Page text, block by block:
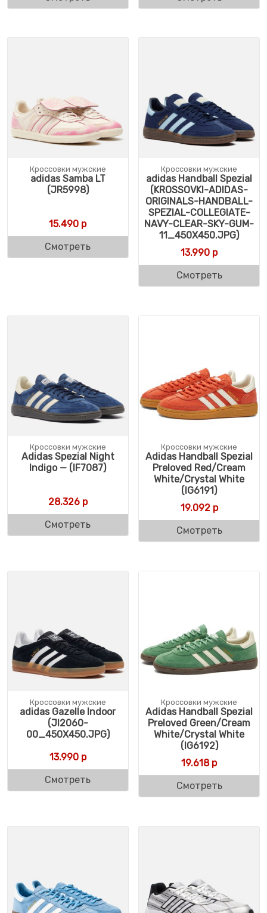
Кроссовки мужские
adidas Samba LT
(JR5998)
15.490 р
Смотреть
Кроссовки мужские
adidas Handball Spezial
(KROSSOVKI-ADIDAS-
ORIGINALS-HANDBALL-
SPEZIAL-COLLEGIATE-
NAVY-CLEAR-SKY-GUM-
11_450X450.JPG)
13.990 р
Смотреть
Кроссовки мужские
Adidas Spezial Night
Indigo — (IF7087)
28.326р
Смотреть
Кроссовки мужские
Adidas Handball Spezial
Preloved Red/Cream
White/Crystal White
(IG6191)
19.092р
Смотреть
Кроссовки мужские
adidas Gazelle Indoor
(JI2060-
00_450X450.JPG)
13.990р
Смотреть
Кроссовки мужские
Adidas Handball Spezial
Preloved Green/Cream
White/Crystal White
(IG6192)
19.618р
Смотреть